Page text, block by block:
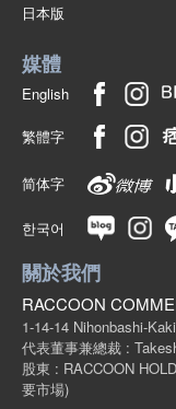
日本版
媒體
English
繁體字
简体字
한국어
關於我們
RACCOON
1-14-14 Nihonbashi-
代表董事兼總裁 :
股東 : RACCOON
要市場)